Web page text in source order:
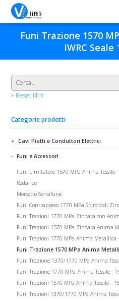
Funi Trazione 1570
IWRC Seale
» Reset filtri
Categorie prodotti
Cavi Piatti e Conduttori Elettrici
Funi e Accessori
Funi Limitatore 1570 MPa Anima Tessile
Redance
Morsetto Serrafune
Funi Contrappeso 1770 MPa Spiroidali
Funi Trazioni 1770 MPa Zincata con
Funi Trazioni 1570 MPa Zincata Anima
Funi Trazioni 1770 MPa Anima Metallica -
Funi Trazione 1570 MPa Anima
Funi Trazione 1370/1770 MPa Anima
Funi Trazione 1770 MPa Anima Tessile -
Funi Trazioni 1570 MPa Anima Tessile -
Funi Trazioni 1370/1770 MPa Anima